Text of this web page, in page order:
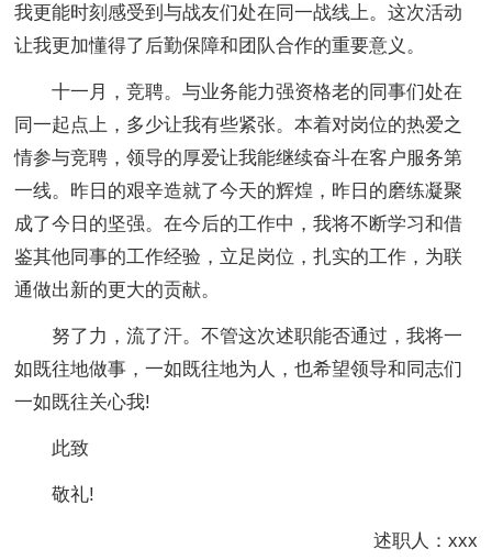
我更能时刻感受到与战友们处在同一战线上。这次活动
让我更加懂得了后勤保障和团队合作的重要意义。
十一月，竞聘。与业务能力强资格老的同事们处在
同一起点上，多少让我有些紧张。本着对岗位的热爱之
情参与竞聘，领导的厚爱让我能继续奋斗在客户服务第
一线。昨日的艰辛造就了今天的辉煌，昨日的磨练凝聚
成了今日的坚强。在今后的工作中，我将不断学习和借
鉴其他同事的工作经验，立足岗位，扎实的工作，为联
通做出新的更大的贡献。
努了力，流了汗。不管这次述职能否通过，我将一
如既往地做事，一如既往地为人，也希望领导和同志们
一如既往关心我!
此致
敬礼!
述职人：xxx